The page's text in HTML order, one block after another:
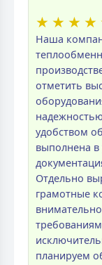
★ ★ ★ ★
Наша
отметить
удобством
выполнена в
Отдельно
грамотные
планируем